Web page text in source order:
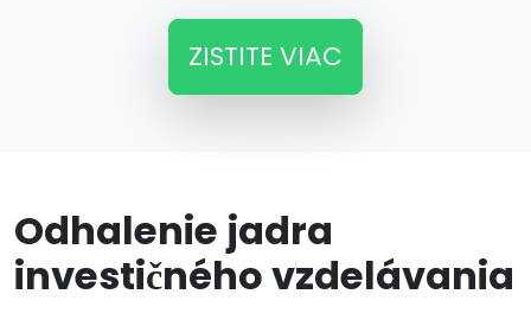
ZISTITE VIAC
Odhalenie jadra
investičného vzdelávania